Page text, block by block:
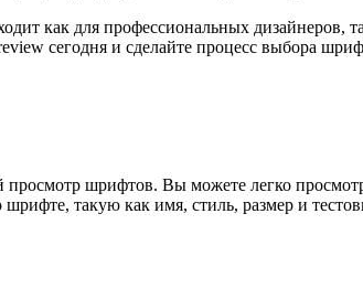
как для профессиональных
сегодня и сделайте процесс выбора
шрифтов. Вы можете легко
такую как имя, стиль, размер и